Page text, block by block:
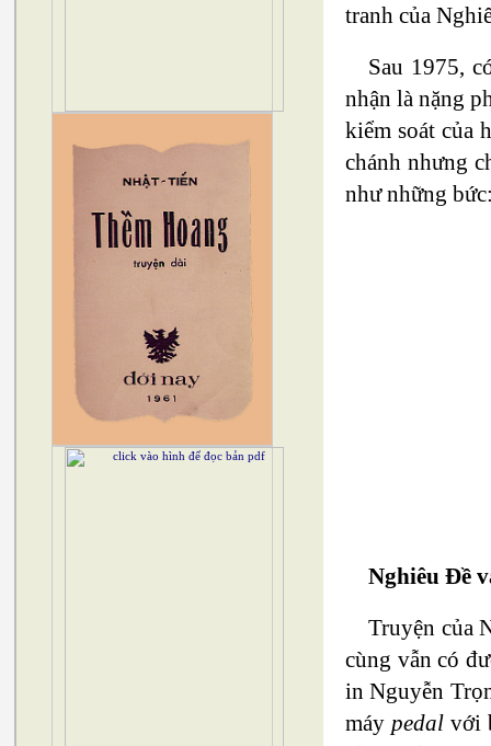
tranh của
Sau 1975,
nhận là nặng
kiểm soát của
chánh nhưng
như những
Nghiêu Đề
Truyện của
cùng vẫn có
in Nguyễn
máy pedal với